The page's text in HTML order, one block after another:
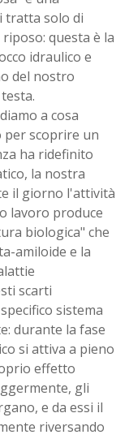
tratta solo di
questa è la
idraulico e
del nostro
a cosa
per scoprire un
ha ridefinito
la nostra
il giorno l'attività
lavoro produce
biologica" che
amiloide e la
scarti
sistema
durante la fase
si attiva a pieno
effetto
gli
e da essi il
riversando